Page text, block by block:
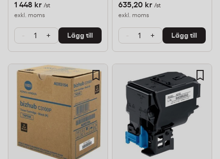
1 448 kr /st
exkl. moms
- + Lägg till
635,20 kr /st
exkl. moms
- + Lägg till